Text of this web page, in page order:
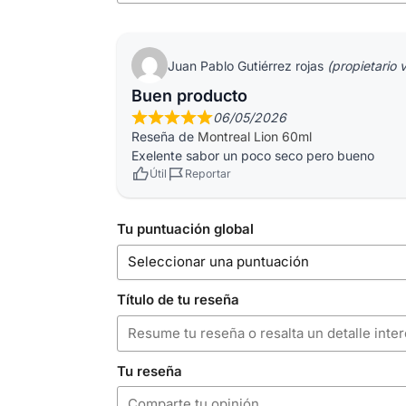
Juan Pablo Gutiérrez rojas (propietario
Buen producto
06/05/2026
Reseña de Montreal Lion 60ml
Exelente sabor un poco seco pero bueno
Útil Reportar
Tu puntuación global
Título de tu reseña
Tu reseña